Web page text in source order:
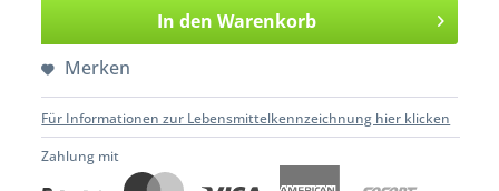
In den Warenkorb
Merken
Für Informationen zur Lebensmittelkennzeichnung hier klicken
Zahlung mit